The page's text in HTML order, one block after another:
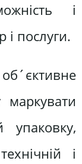
і
і послуги.
і